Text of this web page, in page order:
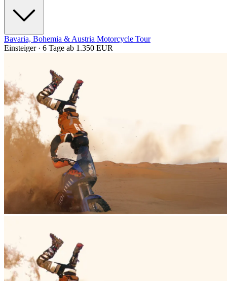
Bavaria, Bohemia & Austria Motorcycle Tour
Einsteiger · 6 Tage ab 1.350 EUR